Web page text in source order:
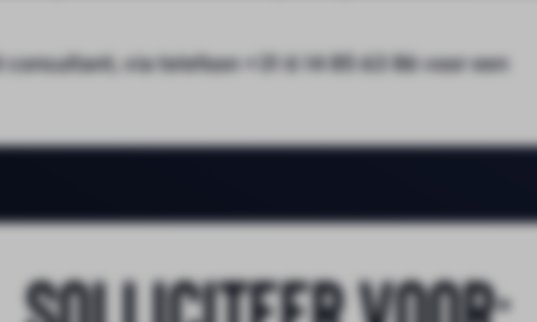
via telefoon +31 6 14 85 63 86 voor een